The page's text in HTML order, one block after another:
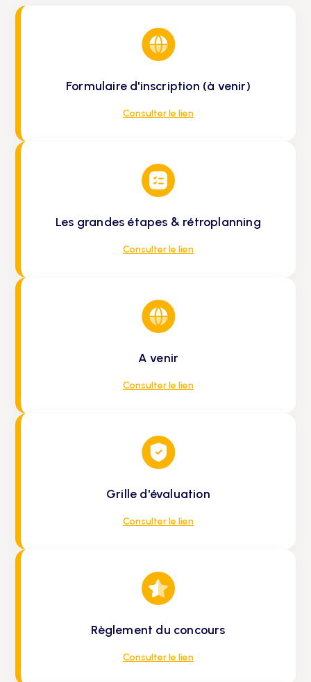
Formulaire d'inscription (à venir)
Consulter le lien
Les grandes étapes & rétroplanning
Consulter le lien
A venir
Consulter le lien
Grille d'évaluation
Consulter le lien
Règlement du concours
Consulter le lien